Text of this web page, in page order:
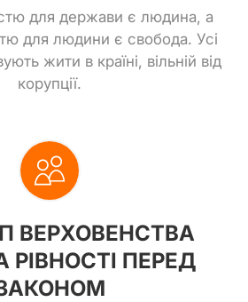
для держави є людина, а
для людини є свобода. Усі
жити в країні, вільній від
корупції.
ВЕРХОВЕНСТВА
РІВНОСТІ ПЕРЕД